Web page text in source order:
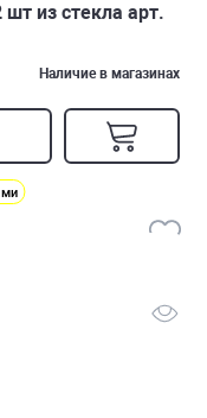
из стекла арт.
Наличие в магазинах